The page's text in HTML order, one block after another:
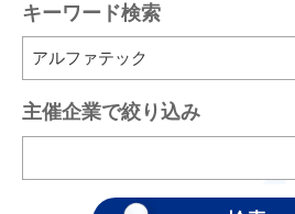
キーワード検索
主催企業で絞り込み